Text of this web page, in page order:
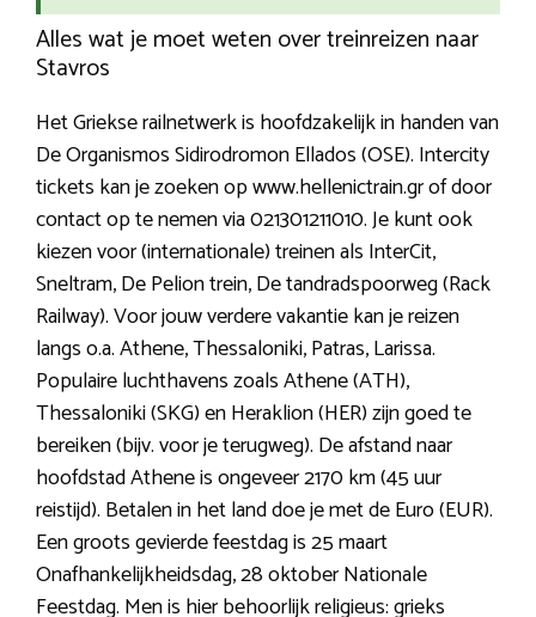
Alles wat je moet weten over treinreizen naar
Stavros
Het Griekse railnetwerk is hoofdzakelijk in handen van
De Organismos Sidirodromon Ellados (OSE). Intercity
tickets kan je zoeken op www.hellenictrain.gr of door
contact op te nemen via 021301211010. Je kunt ook
kiezen voor (internationale) treinen als InterCit,
Sneltram, De Pelion trein, De tandradspoorweg (Rack
Railway). Voor jouw verdere vakantie kan je reizen
langs o.a. Athene, Thessaloniki, Patras, Larissa.
Populaire luchthavens zoals Athene (ATH),
Thessaloniki (SKG) en Heraklion (HER) zijn goed te
bereiken (bijv. voor je terugweg). De afstand naar
hoofdstad Athene is ongeveer 2170 km (45 uur
reistijd). Betalen in het land doe je met de Euro (EUR).
Een groots gevierde feestdag is 25 maart
Onafhankelijkheidsdag, 28 oktober Nationale
Feestdag. Men is hier behoorlijk religieus: grieks